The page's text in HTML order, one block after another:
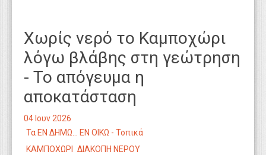
Χωρίς νερό το Καμποχώρι
λόγω βλάβης στη γεώτρηση
- Το απόγευμα η
αποκατάσταση
04 Ιουν 2026
Τα ΕΝ ΔΗΜΩ... ΕΝ ΟΙΚΩ - Τοπικά
ΚΑΜΠΟΧΩΡΙ
ΔΙΑΚΟΠΗ ΝΕΡΟΥ
Τεχνολογία
Εκπαίδευση
Βιβλιοθήκη Απόψεων